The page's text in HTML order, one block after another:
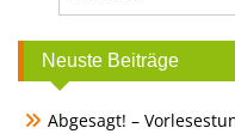
Neuste Beiträge
Abgesagt! –